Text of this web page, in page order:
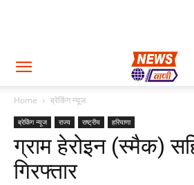
Home ब्रेकिंग न्यूज
ब्रेकिंग न्यूज राज्य राष्ट्रीय हरियाणा
ग्राम हेरोइन (स्मैक)
गिरफ्तार